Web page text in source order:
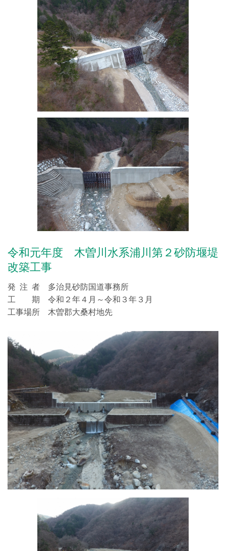
令和元年度 木曽川水系浦川第２砂防堰堤
改築工事
発 注 者 多治見砂防国道事務所
工 期 令和２年４月～令和３年３月
工事場所 木曽郡大桑村地先